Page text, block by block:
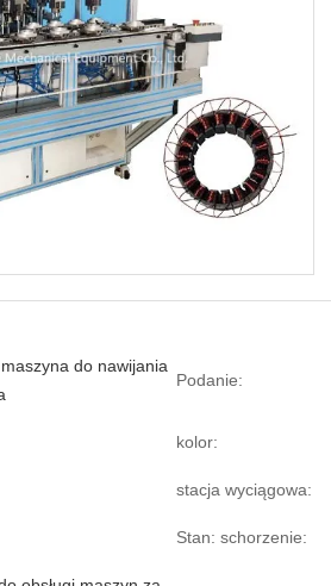
do nawijania
Podanie:
kolor:
stacja wyciągowa:
Stan: schorzenie: